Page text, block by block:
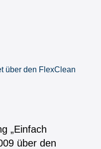
über den FlexClean
„Einfach
über den